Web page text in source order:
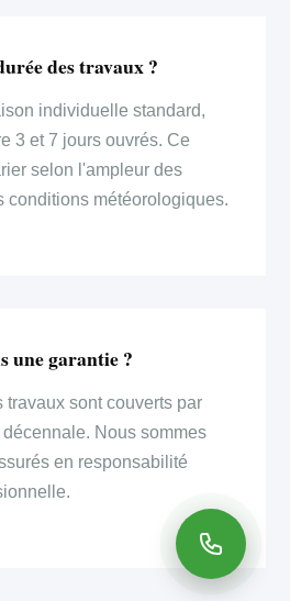
des travaux ?
individuelle standard,
3 et 7 jours ouvrés. Ce
selon l'ampleur des
conditions météorologiques.
une garantie ?
travaux sont couverts par
Nous sommes
en responsabilité